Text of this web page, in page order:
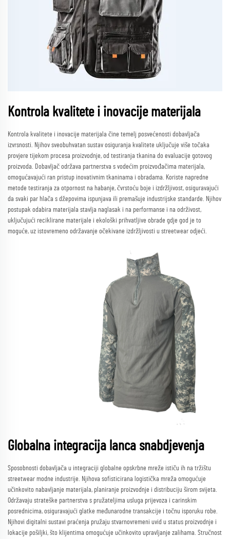
Kontrola kvalitete i inovacije materijala
Kontrola kvalitete i inovacije materijala čine temelj posvećenosti dobavljača
izvrsnosti. Njihov sveobuhvatan sustav osiguranja kvalitete uključuje više točaka
provjere tijekom procesa proizvodnje, od testiranja tkanina do evaluacije gotovog
proizvoda. Dobavljač održava partnerstva s vodećim proizvođačima materijala,
omogućavajući ran pristup inovativnim tkaninama i obradama. Koriste napredne
metode testiranja za otpornost na habanje, čvrstoću boje i izdržljivost, osiguravajući
da svaki par hlača s džepovima ispunjava ili premašuje industrijske standarde. Njihov
postupak odabira materijala stavlja naglasak i na performanse i na održivost,
uključujući reciklirane materijale i ekološki prihvatljive obrade gdje god je to
moguće, uz istovremeno održavanje očekivane izdržljivosti u streetwear odjeći.
Globalna integracija lanca snabdjevenja
Sposobnosti dobavljača u integraciji globalne opskrbne mreže ističu ih na tržištu
streetwear modne industrije. Njihova sofisticirana logistička mreža omogućuje
učinkovito nabavljanje materijala, planiranje proizvodnje i distribuciju širom svijeta.
Održavaju strateške partnerstva s pružateljima usluga prijevoza i carinskim
posrednicima, osiguravajući glatke međunarodne transakcije i točnu isporuku robe.
Njihovi digitalni sustavi praćenja pružaju stvarnovremeni uvid u status proizvodnje i
lokacije pošiljki, što klijentima omogućuje učinkovito upravljanje zalihama. Stručnost